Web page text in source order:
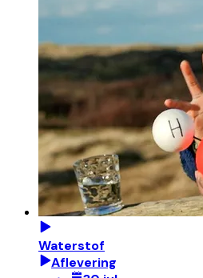
Waterstof
Aflevering